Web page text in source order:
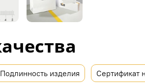
Подлинность изделия Сертификат